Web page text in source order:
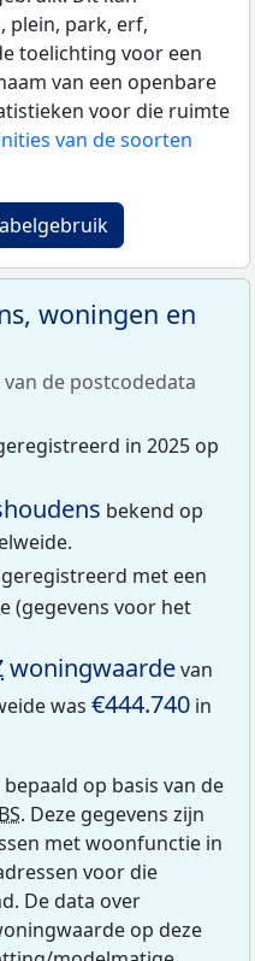
plein, park, erf,
toelichting voor een
van een openbare
voor die ruimte
van de soorten
woningen en
de postcodedata
in 2025 op
bekend op
geregistreerd met een
(gegevens voor het
woningwaardevan
was €444.740 in
op basis van de
. Deze gegevens zijn
met woonfunctie in
voor die
De data over
op deze